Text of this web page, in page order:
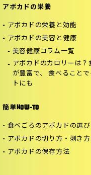
アボカドの栄養
アボカドの栄養と効能
アボカドの美容と健康
美容健康コラム一覧
アボカドのカロリーは？
が豊富で、 食べること
トにも
簡単HOW-TO
食べごろのアボカドの選
アボカドの切り方・剥き方
アボカドの保存方法